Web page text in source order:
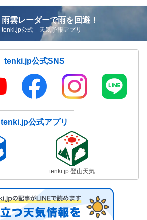
雨雲レーダーで雨を回避！
tenki.jp公式 天気予報アプリ
tenki.jp公式SNS
tenki.jp公式アプリ
tenki.jp 登山天気